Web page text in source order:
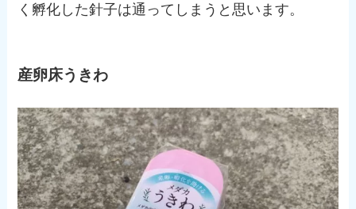
く孵化した針子は通ってしまうと思います。
産卵床うきわ